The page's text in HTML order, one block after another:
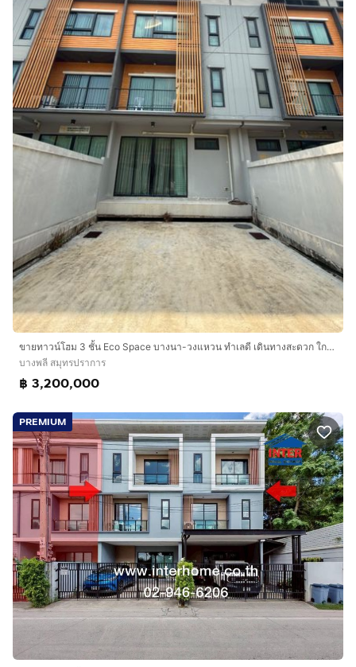
ขายทาวน์โฮม 3 ชั้น Eco Space บางนา-วงแหวน ทำเลดี เดินทางสะดวก ใกล้ Mega Bangna
บางพลี สมุทรปราการ
฿ 3,200,000
PREMIUM